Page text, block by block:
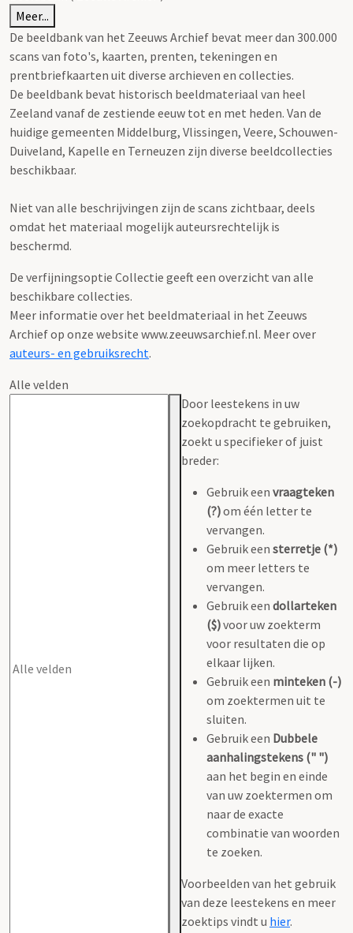
Meer...
De beeldbank van het Zeeuws Archief bevat meer dan 300.000
scans van foto's, kaarten, prenten, tekeningen en
prentbriefkaarten uit diverse archieven en collecties.
De beeldbank bevat historisch beeldmateriaal van heel
Zeeland vanaf de zestiende eeuw tot en met heden. Van de
huidige gemeenten Middelburg, Vlissingen, Veere, Schouwen-
Duiveland, Kapelle en Terneuzen zijn diverse beeldcollecties
beschikbaar.
Niet van alle beschrijvingen zijn de scans zichtbaar, deels
omdat het materiaal mogelijk auteursrechtelijk is
beschermd.
De verfijningsoptie Collectie geeft een overzicht van alle
beschikbare collecties.
Meer informatie over het beeldmateriaal in het Zeeuws
Archief op onze website www.zeeuwsarchief.nl. Meer over
auteurs- en gebruiksrecht.
Alle velden
Door leestekens in uw
zoekopdracht te gebruiken,
zoekt u specifieker of juist
breder:
Gebruik een vraagteken
(?)om één letter te
vervangen.
Gebruik een sterretje (*)
om meer letters te
vervangen.
Gebruik een dollarteken
($)voor uw zoekterm
voor resultaten die op
elkaar lijken.
Gebruik een minteken (-)
om zoektermen uit te
sluiten.
Gebruik een Dubbele
aanhalingstekens (" ")
aan het begin en einde
van uw zoektermen om
naar de exacte
combinatie van woorden
te zoeken.
Voorbeelden van het gebruik
van deze leestekens en meer
zoektips vindt u hier.